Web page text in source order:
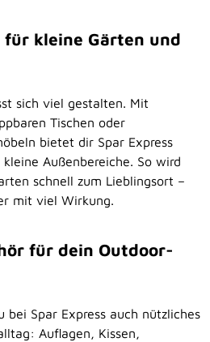
für kleine Gärten und
sich viel gestalten. Mit
Tischen oder
bietet dir Spar Express
Außenbereiche. So wird
schnell zum Lieblingsort –
mit viel Wirkung.
für dein Outdoor-
bei Spar Express auch nützliches
Auflagen, Kissen,